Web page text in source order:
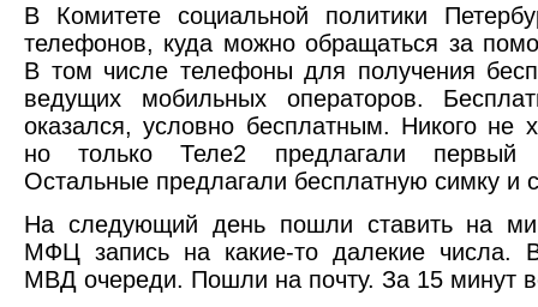
В Комитете социальной политики
телефонов, куда можно обращаться за
В том числе телефоны для получения
ведущих мобильных операторов.
оказался, условно бесплатным. Никого не
но только Теле2 предлагали первый
Остальные предлагали бесплатную симку и
На следующий день пошли ставить на
МФЦ запись на какие-то далекие числа.
МВД очереди. Пошли на почту. За 15 минут